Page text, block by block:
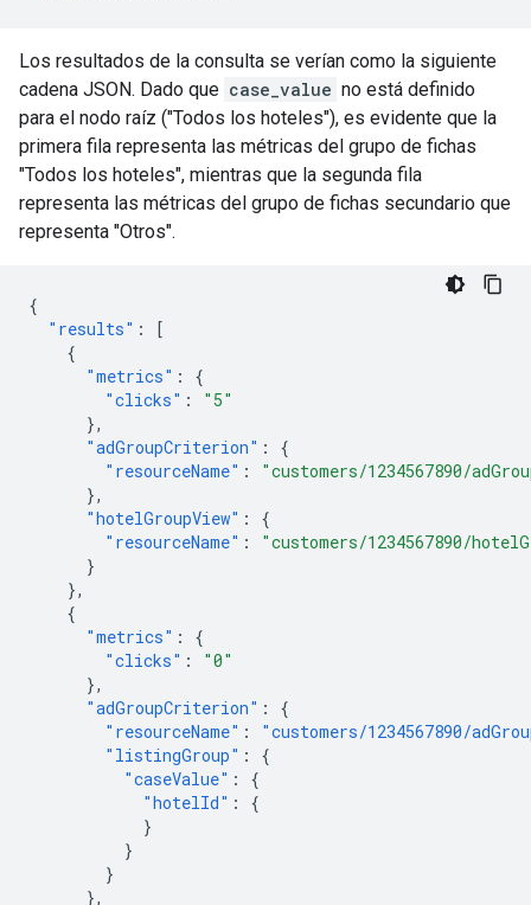
Los resultados de la consulta se verían como la siguiente
cadena JSON. Dado que case_value no está definido
para el nodo raíz ("Todos los hoteles"), es evidente que la
primera fila representa las métricas del grupo de fichas
"Todos los hoteles", mientras que la segunda fila
representa las métricas del grupo de fichas secundario que
representa "Otros".
{
"results" :
[
{
"metrics" :
{
"clicks" :
"5"
},
"adGroupCriterion" :
{
"resourceName" :
"customers/1234567890/
},
"hotelGroupView" :
{
"resourceName" :
"customers/1234567890/
}
},
{
"metrics" :
{
"clicks" :
"0"
},
"adGroupCriterion" :
{
"resourceName" :
"customers/1234567890/
"listingGroup" :
{
"caseValue" :
{
"hotelId" :
{
}
}
}
},